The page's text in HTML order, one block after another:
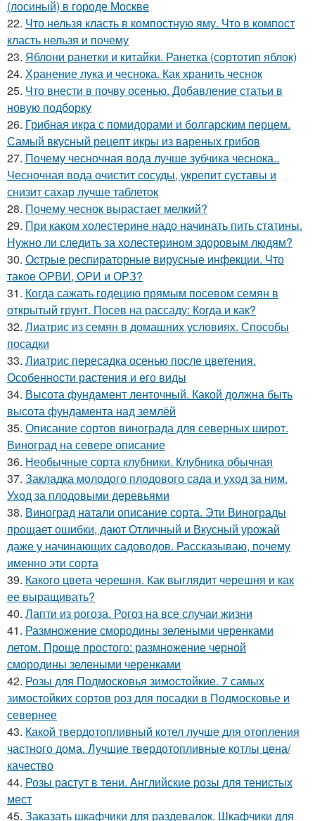
(лосиный) в городе Москве
22. Что нельзя класть в компостную яму. Что в компост
класть нельзя и почему
23. Яблони ранетки и китайки. Ранетка (сортотип яблок)
24. Хранение лука и чеснока. Как хранить чеснок
25. Что внести в почву осенью. Добавление статьи в
новую подборку
26. Грибная икра с помидорами и болгарским перцем.
Самый вкусный рецепт икры из вареных грибов
27. Почему чесночная вода лучше зубчика чеснока..
Чесночная вода очистит сосуды, укрепит суставы и
снизит сахар лучше таблеток
28. Почему чеснок вырастает мелкий?
29. При каком холестерине надо начинать пить статины.
Нужно ли следить за холестерином здоровым людям?
30. Острые респираторные вирусные инфекции. Что
такое ОРВИ, ОРИ и ОРЗ?
31. Когда сажать годецию прямым посевом семян в
открытый грунт. Посев на рассаду: Когда и как?
32. Лиатрис из семян в домашних условиях. Способы
посадки
33. Лиатрис пересадка осенью после цветения.
Особенности растения и его виды
34. Высота фундамент ленточный. Какой должна быть
высота фундамента над землёй
35. Описание сортов винограда для северных широт.
Виноград на севере описание
36. Необычные сорта клубники. Клубника обычная
37. Закладка молодого плодового сада и уход за ним.
Уход за плодовыми деревьями
38. Виноград натали описание сорта. Эти Винограды
прощает ошибки, дают Отличный и Вкусный урожай
даже у начинающих садоводов. Рассказываю, почему
именно эти сорта
39. Какого цвета черешня. Как выглядит черешня и как
ее выращивать?
40. Лапти из рогоза. Рогоз на все случаи жизни
41. Размножение смородины зелеными черенками
летом. Проще простого: размножение черной
смородины зелеными черенками
42. Розы для Подмосковья зимостойкие. 7 самых
зимостойких сортов роз для посадки в Подмосковье и
севернее
43. Какой твердотопливный котел лучше для отопления
частного дома. Лучшие твердотопливные котлы цена/
качество
44. Розы растут в тени. Английские розы для тенистых
мест
45. Заказать шкафчики для раздевалок. Шкафчики для